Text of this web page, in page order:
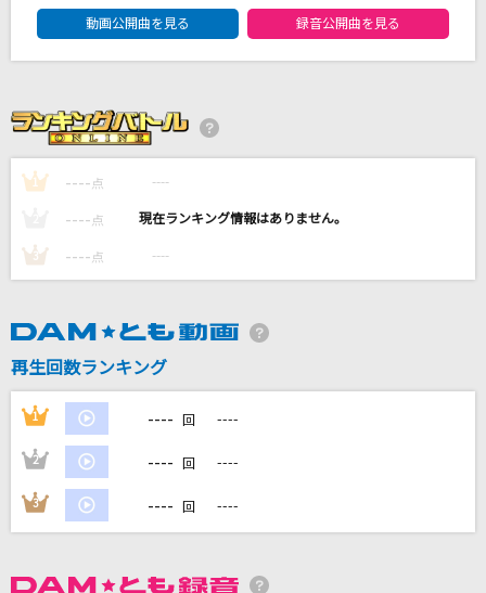
[生音]サムライハート(Some Like It Hot!!)
智・早夜・美希
[生音]未来予想図Ⅱ
DREAMS COME TRUE
CAT'S EYE
尾崎豊
カラオケ最新情報をチェック！
DAM★ともボーカルエントリーランキング
動画公開曲を見る
録音公開曲を見る
1 ---- 点 ----
---- 点 ----
3 ---- 点 ----
再生回数ランキング
1 ---- 回 ----
2 ---- 回 ----
3 ---- 回 ----